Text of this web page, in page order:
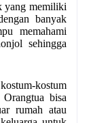
yang memiliki
banyak
memahami
sehingga
kostum
bisa
rumah atau